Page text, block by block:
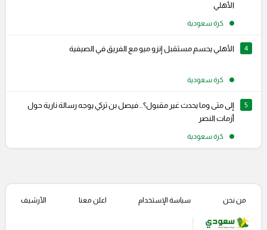
الأهلي
كرة سعودية
4 الأهلي يحسم مستقبل إنزو ميو مع الفريق في الصيفية
كرة سعودية
5
إلى متى وما يحدث غير مقبول؟.. فيصل بن تركي يوجه رسالة نارية حول
أزمات النصر
كرة سعودية
من نحن سياسة الإستخدام اعلن معنا الأرشيف